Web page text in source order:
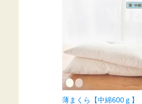
薄まくら【中綿600ｇ】